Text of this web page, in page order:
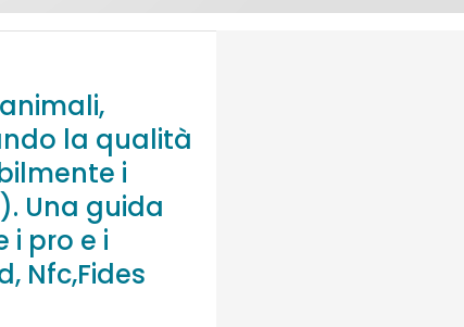
la qualità
i
Una guida
i pro e i
Nfc,Fides